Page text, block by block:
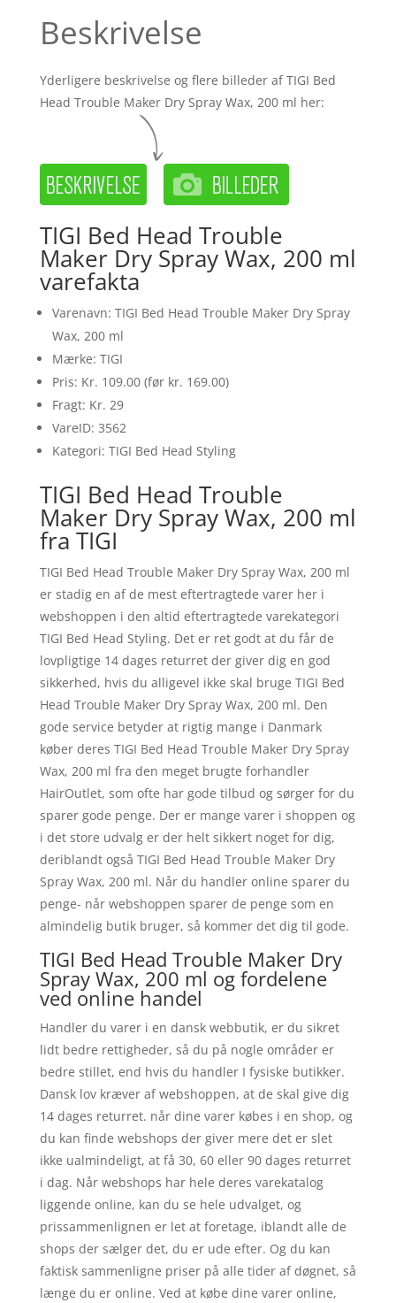
Beskrivelse
Yderligere beskrivelse og flere billeder af TIGI Bed
Head Trouble Maker Dry Spray Wax, 200 ml her:
TIGI Bed Head Trouble
Maker Dry Spray Wax, 200 ml
varefakta
Varenavn: TIGI Bed Head Trouble Maker Dry Spray
Wax, 200 ml
Mærke: TIGI
Pris: Kr. 109.00 (før kr. 169.00)
Fragt: Kr. 29
VareID: 3562
Kategori: TIGI Bed Head Styling
TIGI Bed Head Trouble
Maker Dry Spray Wax, 200 ml
fra TIGI
TIGI Bed Head Trouble Maker Dry Spray Wax, 200 ml
er stadig en af de mest eftertragtede varer her i
webshoppen i den altid eftertragtede varekategori
TIGI Bed Head Styling. Det er ret godt at du får de
lovpligtige 14 dages returret der giver dig en god
sikkerhed, hvis du alligevel ikke skal bruge TIGI Bed
Head Trouble Maker Dry Spray Wax, 200 ml. Den
gode service betyder at rigtig mange i Danmark
køber deres TIGI Bed Head Trouble Maker Dry Spray
Wax, 200 ml fra den meget brugte forhandler
HairOutlet, som ofte har gode tilbud og sørger for du
sparer gode penge. Der er mange varer i shoppen og
i det store udvalg er der helt sikkert noget for dig,
deriblandt også TIGI Bed Head Trouble Maker Dry
Spray Wax, 200 ml. Når du handler online sparer du
penge- når webshoppen sparer de penge som en
almindelig butik bruger, så kommer det dig til gode.
TIGI Bed Head Trouble Maker Dry
Spray Wax, 200 ml og fordelene
ved online handel
Handler du varer i en dansk webbutik, er du sikret
lidt bedre rettigheder, så du på nogle områder er
bedre stillet, end hvis du handler I fysiske butikker.
Dansk lov kræver af webshoppen, at de skal give dig
14 dages returret. når dine varer købes i en shop, og
du kan finde webshops der giver mere det er slet
ikke ualmindeligt, at få 30, 60 eller 90 dages returret
i dag. Når webshops har hele deres varekatalog
liggende online, kan du se hele udvalget, og
prissammenlignen er let at foretage, iblandt alle de
shops der sælger det, du er ude efter. Og du kan
faktisk sammenligne priser på alle tider af døgnet, så
længe du er online. Ved at købe dine varer online,